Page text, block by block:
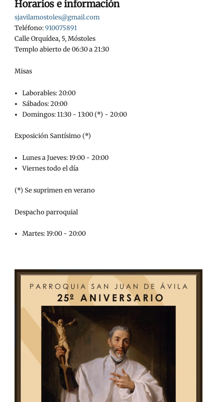
Horarios e información
sjavilamostoles@gmail.com
Teléfono:910075891
Calle Orquídea, 5, Móstoles
Templo abierto de 06:30 a 21:30
Misas
Laborables: 20:00
Sábados: 20:00
Domingos: 11:30 - 13:00 (*) - 20:00
Exposición Santísimo (*)
Lunes a Jueves: 19:00 - 20:00
Viernes todo el día
(*) Se suprimen en verano
Despacho parroquial
Martes: 19:00 - 20:00